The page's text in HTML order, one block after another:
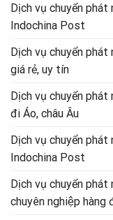
Dịch vụ chuyển phát
Indochina Post
Dịch vụ chuyển phát
giá rẻ, uy tín
Dịch vụ chuyển
đi Áo, châu Âu
Dịch vụ chuyển phát
Indochina Post
Dịch vụ chuyển phát
chuyên nghiệp hàng